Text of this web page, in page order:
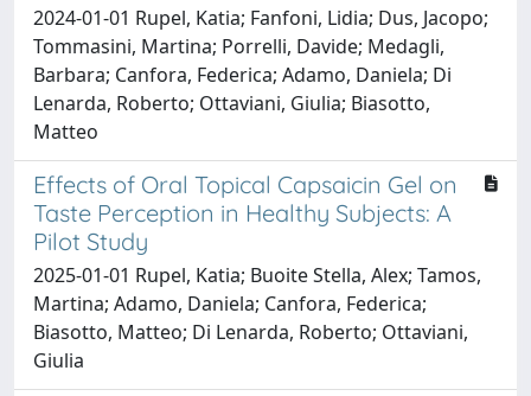
2024-01-01 Rupel, Katia; Fanfoni, Lidia; Dus, Jacopo;
Tommasini, Martina; Porrelli, Davide; Medagli,
Barbara; Canfora, Federica; Adamo, Daniela; Di
Lenarda, Roberto; Ottaviani, Giulia; Biasotto,
Matteo
Effects of Oral Topical Capsaicin Gel on
Taste Perception in Healthy Subjects: A
Pilot Study
2025-01-01 Rupel, Katia; Buoite Stella, Alex; Tamos,
Martina; Adamo, Daniela; Canfora, Federica;
Biasotto, Matteo; Di Lenarda, Roberto; Ottaviani,
Giulia